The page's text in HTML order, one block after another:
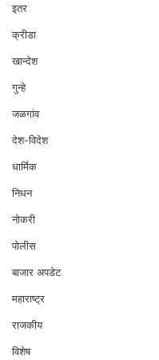
इतर
क्रीडा
खान्देश
गुन्हे
जळगांव
देश-विदेश
धार्मिक
निधन
नोकरी
पोलीस
बाजार अपडेट
महाराष्ट्र
राजकीय
विशेष